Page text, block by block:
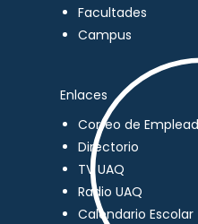
Facultades
Campus
Enlaces
Correo de
Directorio
TV UAQ
Radio UAQ
Calendario Escolar